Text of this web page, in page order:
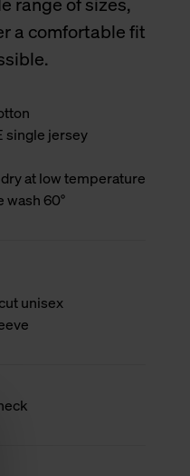
a comfortable fit
single jersey
at low temperature
wash 60°
unisex